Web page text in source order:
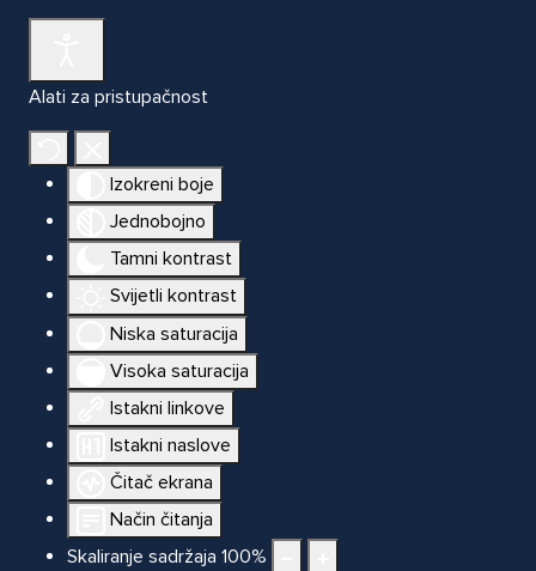
Alati za pristupačnost
Izokreni boje
Jednobojno
Tamni kontrast
Svijetli kontrast
Niska saturacija
Visoka saturacija
Istakni linkove
Istakni naslove
Čitač ekrana
Način čitanja
Skaliranje sadržaja 100%